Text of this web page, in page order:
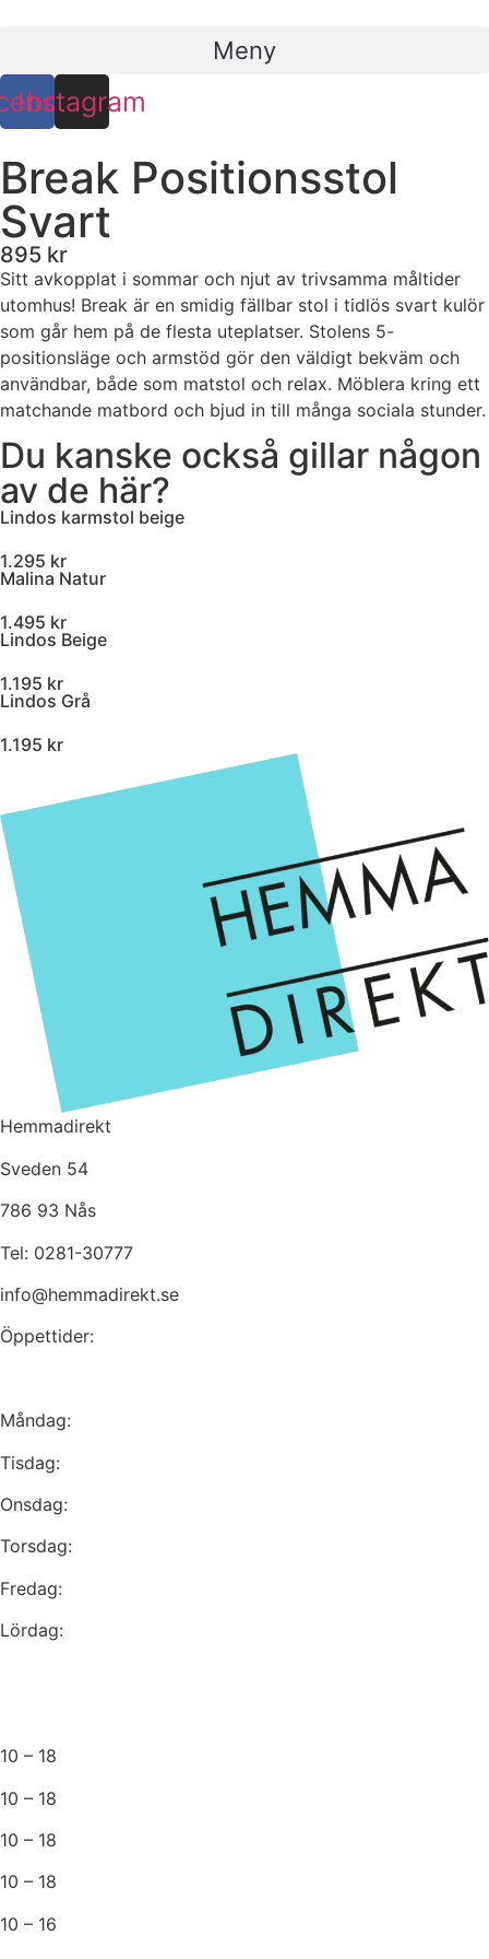
Meny
Instagram
Break Positionsstol
Svart
895 kr
Sitt avkopplat i sommar och njut av trivsamma måltider
utomhus! Break är en smidig fällbar stol i tidlös svart kulör
som går hem på de flesta uteplatser. Stolens 5-
positionsläge och armstöd gör den väldigt bekväm och
användbar, både som matstol och relax. Möblera kring ett
matchande matbord och bjud in till många sociala stunder.
Du kanske också gillar någon
av de här?
Lindos karmstol beige
1.295 kr
Malina Natur
1.495 kr
Lindos Beige
1.195 kr
Lindos Grå
1.195 kr
Hemmadirekt
Sveden 54
786 93 Nås
Tel: 0281-30777
info@hemmadirekt.se
Öppettider:
Måndag:
Tisdag:
Onsdag:
Torsdag:
Fredag:
Lördag:
10 – 18
10 – 18
10 – 18
10 – 18
10 – 16